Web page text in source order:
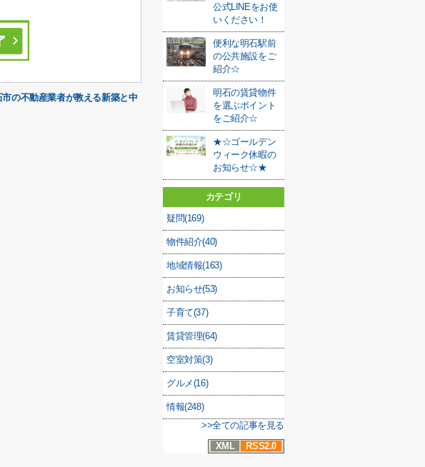
市の不動産業者が教える新築と中
公式LINEをお使
いください！
便利な明石駅前
の公共施設をご
紹介☆
明石の賃貸物件
を選ぶポイント
をご紹介☆
★☆ゴールデン
ウィーク休暇の
お知らせ☆★
カテゴリ
疑問(169)
物件紹介(40)
地域情報(163)
お知らせ(53)
子育て(37)
賃貸管理(64)
空室対策(3)
グルメ(16)
情報(248)
>>全ての記事を見る
XML
RSS2.0